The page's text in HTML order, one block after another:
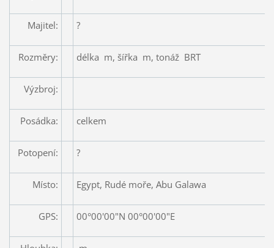
Majitel: ?
Rozměry: délka m, šířka m, tonáž BRT
Výzbroj:
Posádka: celkem
Potopení: ?
Místo: Egypt, Rudé moře, Abu Galawa
GPS: 00°00'00"N 00°00'00"E